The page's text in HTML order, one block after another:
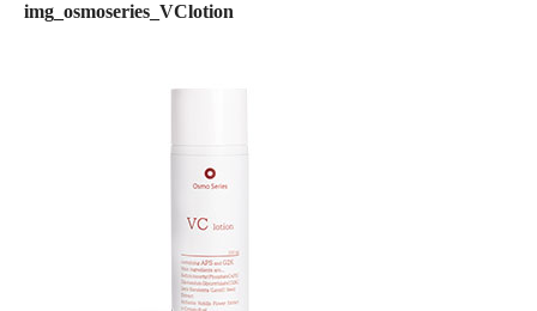
img_osmoseries_VClotion